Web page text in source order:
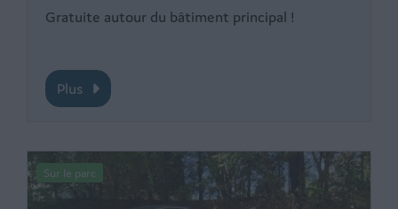
Gratuite autour du bâtiment principal !
Plus
Sur le parc